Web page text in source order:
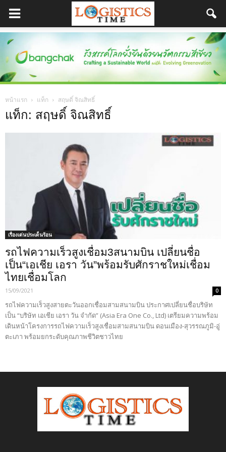
หน้าแรก แท็ก สฤษดิ์ จิณสิทธิ์
แท็ก: สฤษดิ์ จิณสิทธิ์
เรื่องเด่นประเด็นร้อน
รถไฟความเร็วสูงเชื่อม3สนามบิน เปลี่ยนชื่อ
เป็น“เอเชีย เอรา วัน”พร้อมรับศักราชใหม่เชื่อม
ไทยเชื่อมโลก
15/09/2021 0
รถไฟความเร็วสูงสายตะวันออกเชื่อมสามสนามบิน ประกาศเปลี่ยนชื่อบริษัท
เป็น “บริษัท เอเชีย เอรา วัน จำกัด” (Asia Era One Co., Ltd) เตรียมความพร้อม
เดินหน้าโครงการรถไฟความเร็วสูงเชื่อมสามสนามบิน ดอนเมือง-สุวรรณภูมิ-อู่
ตะเภา พร้อมยกระดับคุณภาพชีวิตชาวไทย